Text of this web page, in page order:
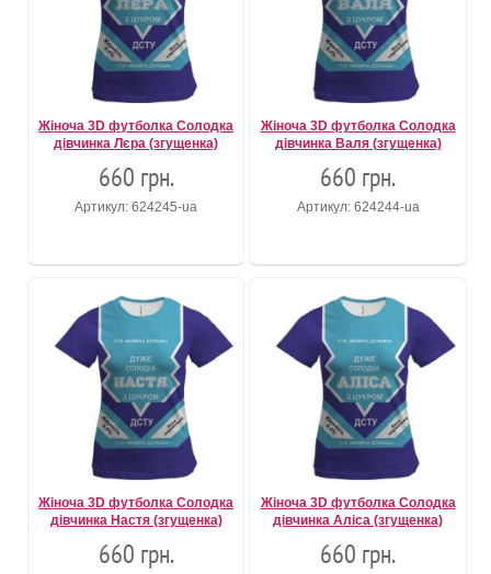
Жіноча 3D футболка Солодка
дівчинка Лєра (згущенка)
660 грн.
Артикул: 624245-ua
Жіноча 3D футболка Солодка
дівчинка Валя (згущенка)
660 грн.
Артикул: 624244-ua
Жіноча 3D футболка Солодка
дівчинка Настя (згущенка)
660 грн.
Жіноча 3D футболка Солодка
дівчинка Аліса (згущенка)
660 грн.